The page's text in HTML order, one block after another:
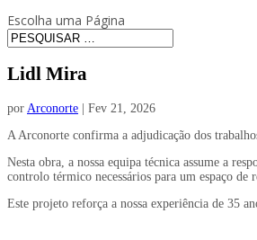
Escolha uma Página
Lidl Mira
por Arconorte | Fev 21, 2026
A Arconorte confirma a adjudicação dos
Nesta obra, a nossa equipa técnica assume a
controlo térmico necessários para um espaço de
Este projeto reforça a nossa experiência de 35